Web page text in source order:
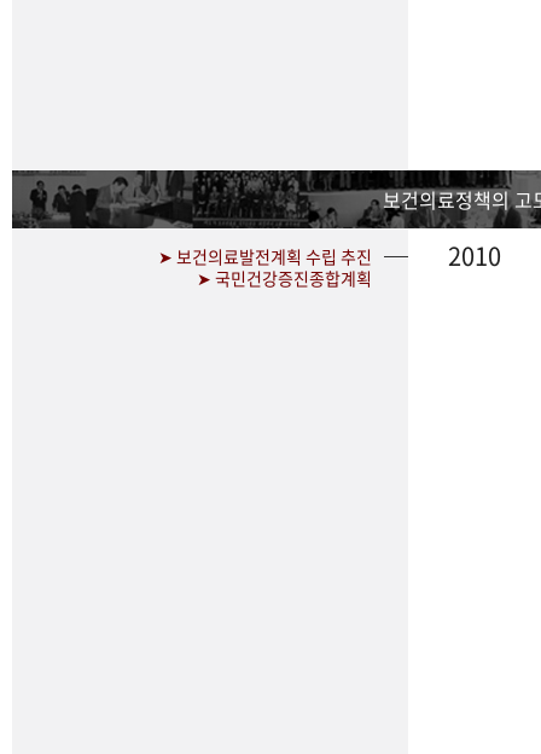
보건의료정책의 고
➤ 보건의료발전계획 수립 추진
➤ 국민건강증진종합계획
2010